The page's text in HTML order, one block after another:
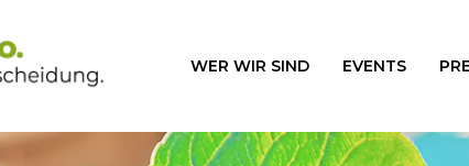
WER WIR SIND EVENTS